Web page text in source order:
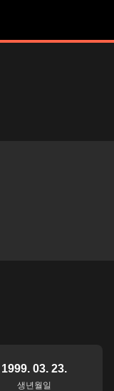
1999. 03. 23.
생년월일